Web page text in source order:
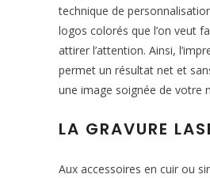
technique de
logos colorés que l’on veut
attirer l’attention. Ainsi,
permet un résultat net et
une image soignée de votre
LA GRAVURE
Aux accessoires en cuir ou